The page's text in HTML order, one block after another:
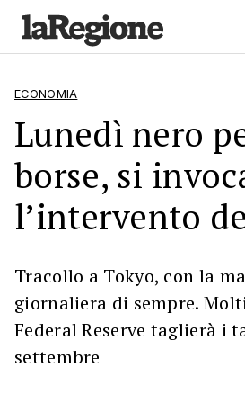
ECONOMIA
Lunedì nero
borse, si
l’intervento
Tracollo a Tokyo, con la
giornaliera di sempre.
Federal Reserve taglierà i
settembre